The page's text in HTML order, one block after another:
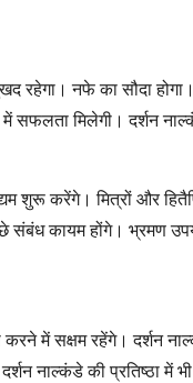
रहेगा। नफे का सौदा
में सफलता मिलेगी। दर्शन
शुरू करेंगे। मित्रों और
कायम होंगे। भ्रमण
में सक्षम रहेंगे। दर्शन
नाल्कंडे की प्रतिष्ठा में